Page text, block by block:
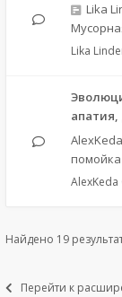
Lika
Lika
апатия,
AlexKeda
помойка
AlexKeda
Найдено 19
Перейти к